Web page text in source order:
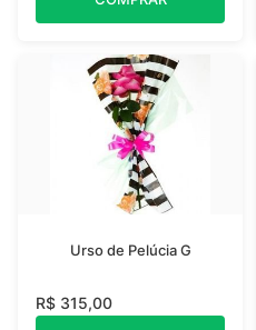
Urso de Pelúcia G
R$ 315,00